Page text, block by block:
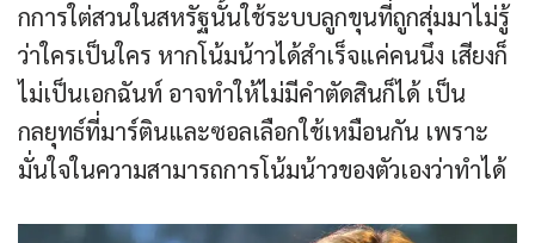
กการใต่สวนในสหรัฐนั้นใช้ระบบลูกขุนที่ถูกสุ่มมาไม่รู้
ว่าใครเป็นใคร หากโน้มน้าวได้สำเร็จแค่คนนึง เสียงก็
ไม่เป็นเอกฉันท์ อาจทำให้ไม่มีคำตัดสินก็ได้ เป็น
กลยุทธ์ที่มาร์ตินและซอลเลือกใช้เหมือนกัน เพราะ
มั่นใจในความสามารถการโน้มน้าวของตัวเองว่าทำได้